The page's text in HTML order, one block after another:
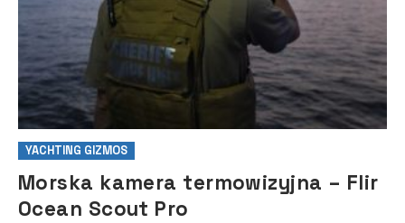
YACHTING GIZMOS
Morska kamera termowizyjna – Flir
Ocean Scout Pro